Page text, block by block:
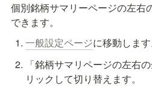
個別銘柄サマリーページの左右
できます。
一般設定ページに移動します
「銘柄サマリページの左右
リックして切り替えます。